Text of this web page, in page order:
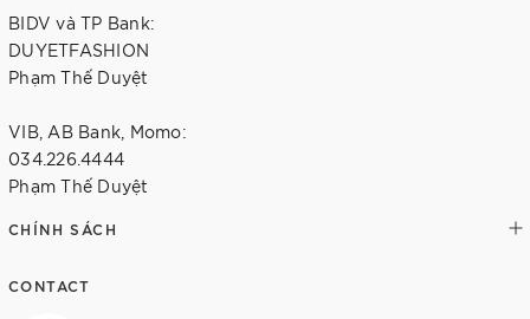
BIDV và TP Bank:
DUYETFASHION
Phạm Thế Duyệt
VIB, AB Bank, Momo:
034.226.4444
Phạm Thế Duyệt
CHÍNH SÁCH
CONTACT